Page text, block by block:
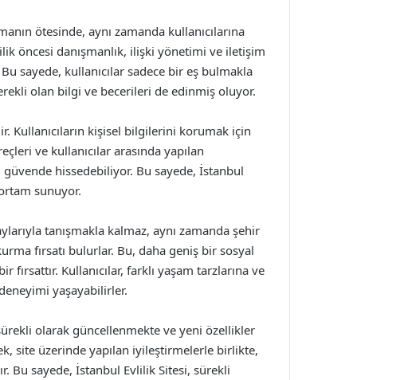
ötesinde, aynı zamanda kullanıcılarına
öncesi danışmanlık, ilişki yönetimi ve iletişim
sayede, kullanıcılar sadece bir eş bulmakla
olan bilgi ve becerileri de edinmiş oluyor.
kişisel bilgilerini korumak için
ve kullanıcılar arasında yapılan
hissedebiliyor. Bu sayede, İstanbul
sunuyor.
tanışmakla kalmaz, aynı zamanda şehir
fırsatı bulurlar. Bu, daha geniş bir sosyal
Kullanıcılar, farklı yaşam tarzlarına ve
yaşayabilirler.
olarak güncellenmekte ve yeni özellikler
site üzerinde yapılan iyileştirmelerle birlikte,
Bu sayede, İstanbul Evlilik Sitesi, sürekli